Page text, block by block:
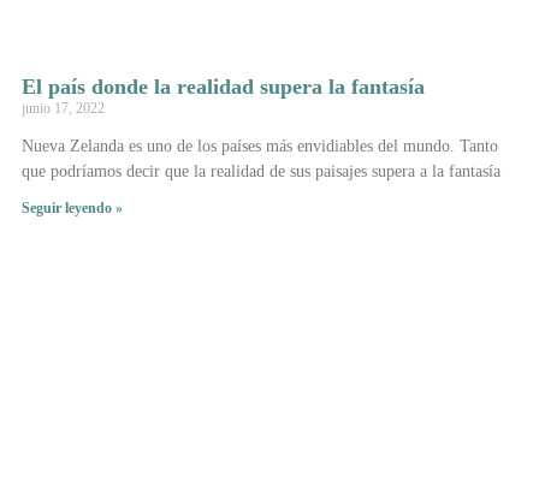
El país donde la realidad supera la fantasía
junio 17, 2022
Nueva Zelanda es uno de los países más envidiables del mundo. Tanto
que podríamos decir que la realidad de sus paisajes supera a la fantasía
Seguir leyendo »